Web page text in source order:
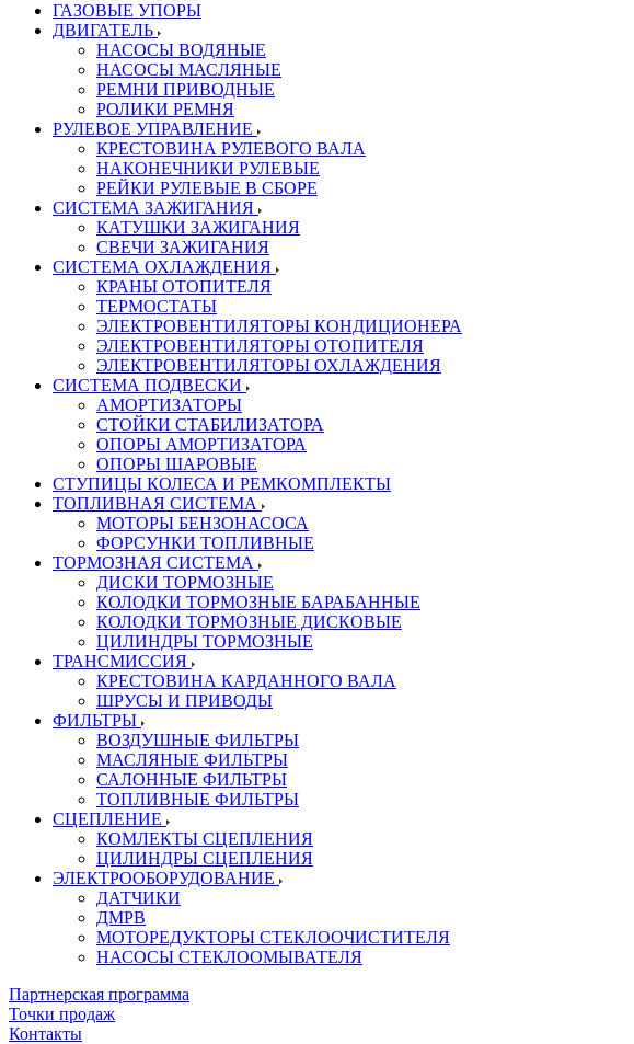
ГАЗОВЫЕ УПОРЫ
ДВИГАТЕЛЬ
НАСОСЫ ВОДЯНЫЕ
НАСОСЫ МАСЛЯНЫЕ
РЕМНИ ПРИВОДНЫЕ
РОЛИКИ РЕМНЯ
РУЛЕВОЕ УПРАВЛЕНИЕ
КРЕСТОВИНА РУЛЕВОГО ВАЛА
НАКОНЕЧНИКИ РУЛЕВЫЕ
РЕЙКИ РУЛЕВЫЕ В СБОРЕ
СИСТЕМА ЗАЖИГАНИЯ
КАТУШКИ ЗАЖИГАНИЯ
СВЕЧИ ЗАЖИГАНИЯ
СИСТЕМА ОХЛАЖДЕНИЯ
КРАНЫ ОТОПИТЕЛЯ
ТЕРМОСТАТЫ
ЭЛЕКТРОВЕНТИЛЯТОРЫ КОНДИЦИОНЕРА
ЭЛЕКТРОВЕНТИЛЯТОРЫ ОТОПИТЕЛЯ
ЭЛЕКТРОВЕНТИЛЯТОРЫ ОХЛАЖДЕНИЯ
СИСТЕМА ПОДВЕСКИ
АМОРТИЗАТОРЫ
СТОЙКИ СТАБИЛИЗАТОРА
ОПОРЫ АМОРТИЗАТОРА
ОПОРЫ ШАРОВЫЕ
СТУПИЦЫ КОЛЕСА И РЕМКОМПЛЕКТЫ
ТОПЛИВНАЯ СИСТЕМА
МОТОРЫ БЕНЗОНАСОСА
ФОРСУНКИ ТОПЛИВНЫЕ
ТОРМОЗНАЯ СИСТЕМА
ДИСКИ ТОРМОЗНЫЕ
КОЛОДКИ ТОРМОЗНЫЕ БАРАБАННЫЕ
КОЛОДКИ ТОРМОЗНЫЕ ДИСКОВЫЕ
ЦИЛИНДРЫ ТОРМОЗНЫЕ
ТРАНСМИССИЯ
КРЕСТОВИНА КАРДАННОГО ВАЛА
ШРУСЫ И ПРИВОДЫ
ФИЛЬТРЫ
ВОЗДУШНЫЕ ФИЛЬТРЫ
МАСЛЯНЫЕ ФИЛЬТРЫ
САЛОННЫЕ ФИЛЬТРЫ
ТОПЛИВНЫЕ ФИЛЬТРЫ
СЦЕПЛЕНИЕ
КОМЛЕКТЫ СЦЕПЛЕНИЯ
ЦИЛИНДРЫ СЦЕПЛЕНИЯ
ЭЛЕКТРООБОРУДОВАНИЕ
ДАТЧИКИ
ДМРВ
МОТОРЕДУКТОРЫ СТЕКЛООЧИСТИТЕЛЯ
НАСОСЫ СТЕКЛООМЫВАТЕЛЯ
Партнерская программа
Точки продаж
Контакты